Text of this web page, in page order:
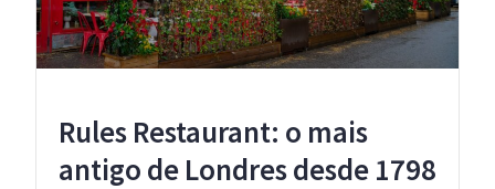
Rules Restaurant: o mais
antigo de Londres desde 1798